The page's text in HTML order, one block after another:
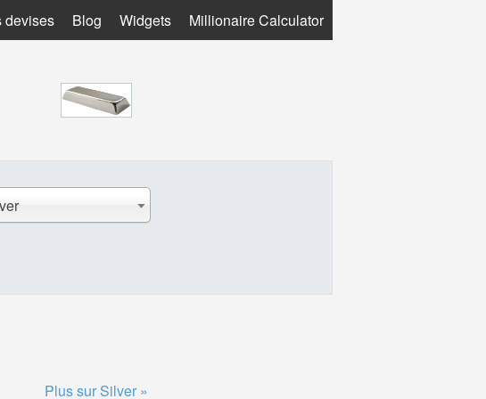
devises Blog Widgets Millionaire Calculator
Plus sur Silver »